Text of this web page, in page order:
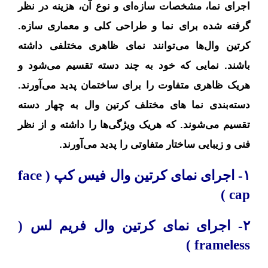
اجرای نما، مشخصات سازه‌ای و نوع آن، هزینه در نظر
گرفته شده برای نما و طراحی کلی و معماری سازه.
کرتین وال‌ها می‌توانند نمای ظاهری مختلفی داشته
باشند. نمایی که خود به چند دسته تقسیم می‌شود و
هریک ظاهری متفاوت را برای ساختمان پدید می‌آورند.
دسته‌بندی نما های مختلف کرتین وال به چهار دسته
تقسیم می‌شوند. که هریک ویژگی‌ها را داشته و از نظر
فنی و زیبایی ساختار متفاوتی را پدید می‌آورند.
۱- اجرای نمای کرتین وال فیس کپ ( face
cap )
۲- اجرای نمای کرتین وال فریم لس (
frameless )